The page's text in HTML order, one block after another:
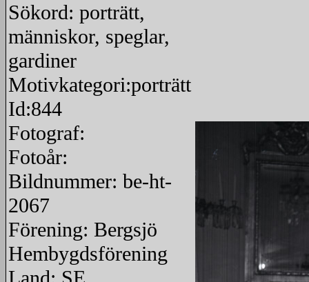
Sökord: porträtt,
människor, speglar,
gardiner
Motivkategori:porträtt
Id:844
Fotograf:
Fotoår:
Bildnummer: be-ht-
2067
Förening: Bergsjö
Hembygdsförening